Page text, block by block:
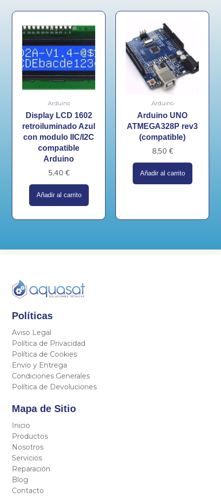
Arduino
Display LCD 1602
retroiluminado Azul
con modulo IIC/I2C
compatible
Arduino
5,40 €
Añadir al carrito
Arduino
Arduino UNO
ATMEGA328P rev3
(compatible)
8,50 €
Añadir al carrito
Políticas
Aviso Legal
Política de Privacidad
Política de Cookies
Envío y Entrega
Condiciones Generales
Política de Devoluciones
Mapa de Sitio
Inicio
Productos
Nosotros
Servicios
Reparación
Blog
Contacto